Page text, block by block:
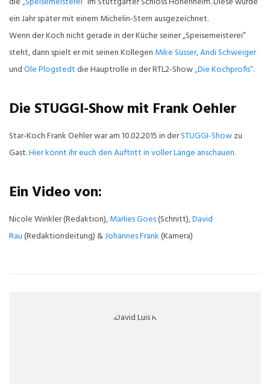
ein Jahr später mit einem Michelin-Stern ausgezeichnet.
Wenn der Koch nicht gerade in der Küche seiner „Speisemeisterei“
steht, dann spielt er mit seinen Kollegen Mike Süsser,Andi Schweiger
undOle Plogstedt die Hauptrolle in der RTL2-Show„Die Kochprofis“.
Die STUGGI-Show mit Frank Oehler
Star-Koch Frank Oehler war am 10.02.2015 in derSTUGGI-Showzu
Gast.Hier könnt ihr euch den Auftritt in voller Länge anschauen.
Ein Video von:
Nicole Winkler (Redaktion),Marlies Goes(Schnitt),David
Rau(Redaktionsleitung) &Johannes Frank(Kamera)